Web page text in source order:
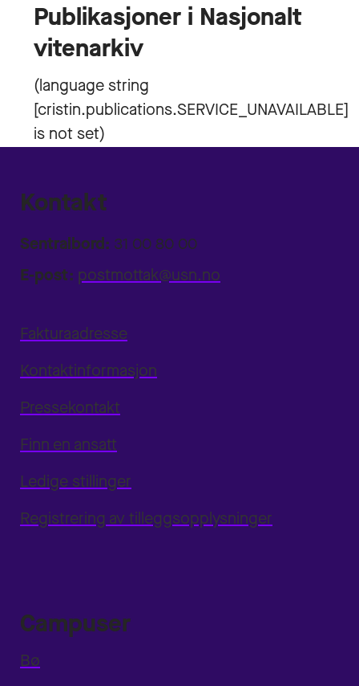
Publikasjoner i Nasjonalt
vitenarkiv
Kontakt
Sentralbord: 31 00 80 00
E-post: postmottak@usn.no
Fakturaadresse
Kontaktinformasjon
Pressekontakt
Finn en ansatt
Ledige stillinger
Registrering av tilleggsopplysninger
Campuser
Bø